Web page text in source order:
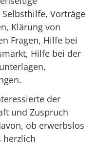
Vorträge
Klärung von
Fragen, Hilfe bei
Hilfe bei der
der
und Zuspruch
ob erwerbslos
herzlich